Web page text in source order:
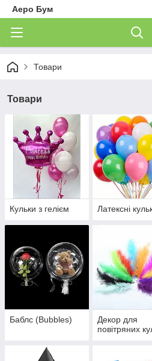
Аеро Бум
Товари
Товари
Кульки з гелієм Латексні
Баблс (Bubbles)
Декор для
повітряних